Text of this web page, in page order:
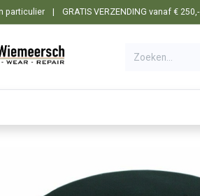
particulier | GRATIS VERZENDING vanaf €